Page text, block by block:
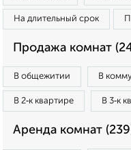
На длительный срок
Продажа комнат
В общежитии В
В 2‑к квартире В 3‑к
Аренда комнат